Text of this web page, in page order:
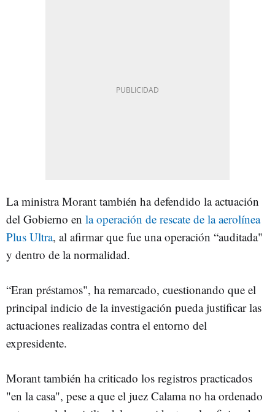
La ministra Morant también ha defendido la actuación
del Gobierno en la operación de rescate de la aerolínea
Plus Ultra, al afirmar que fue una operación “auditada"
y dentro de la normalidad.
“Eran préstamos", ha remarcado, cuestionando que el
principal indicio de la investigación pueda justificar las
actuaciones realizadas contra el entorno del
expresidente.
Morant también ha criticado los registros practicados
"en la casa", pese a que el juez Calama no ha ordenado